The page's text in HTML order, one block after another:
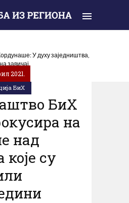
У духу заједништва,
завичај
БиХ
2021.
БиХ
на
над
су